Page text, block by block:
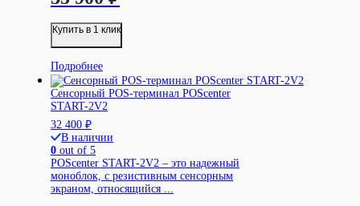
Купить в 1 клик
Подробнее
Сенсорный POS-терминал POScenter
START-2V2
32 400 ₽
В наличии
0 out of 5
POScenter START-2V2 – это надежный
моноблок, с резистивным сенсорным
экраном, относящийся ...